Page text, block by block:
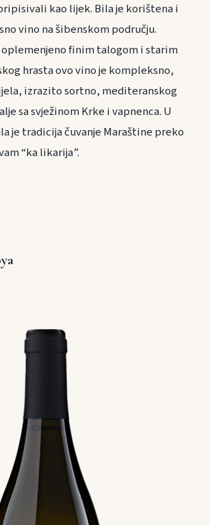
kao lijek. Bila je korištena i
vino na šibenskom području.
oplemenjeno finim talogom i starim
hrasta ovo vino je kompleksno,
izrazito sortno, mediteranskog
sa svježinom Krke i vapnenca. U
je tradicija čuvanje Maraštine preko
“ka likarija”.